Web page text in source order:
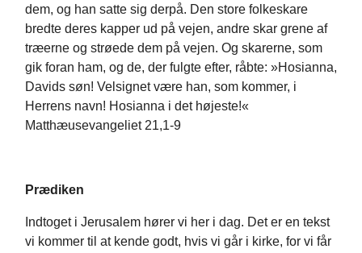
dem, og han satte sig derpå. Den store folkeskare
bredte deres kapper ud på vejen, andre skar grene af
træerne og strøede dem på vejen. Og skarerne, som
gik foran ham, og de, der fulgte efter, råbte: »Hosianna,
Davids søn! Velsignet være han, som kommer, i
Herrens navn! Hosianna i det højeste!«
Matthæusevangeliet 21,1-9
Prædiken
Indtoget i Jerusalem hører vi her i dag. Det er en tekst
vi kommer til at kende godt, hvis vi går i kirke, for vi får